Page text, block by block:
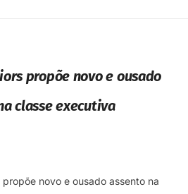
propõe novo e ousado
classe executiva